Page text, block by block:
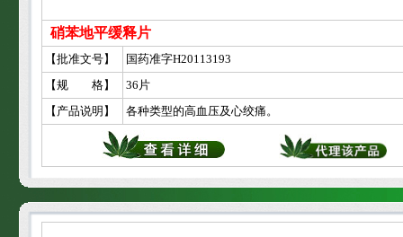
硝苯地平缓释片
【批准文号】
国药准字H20113193
【规 格】
36片
【产品说明】
各种类型的高血压及心绞痛。